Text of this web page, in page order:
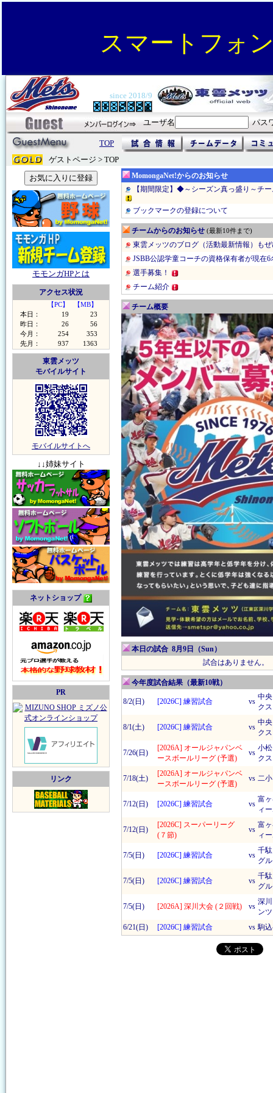
スマートフォ
since 2018/9
ユーザ名 パス
TOP
ゲストページ > TOP
モモンガHPとは
アクセス状況
【PC】
【MB】
本日：
19
23
昨日：
26
56
今月：
254
353
先月：
937 1363
東雲メッツ
モバイルサイト
モバイルサイトへ
↓↓姉妹サイト
ネットショップ
PR
リンク
MomongaNet!からのお知らせ
【期間限定】◆～シーズン真っ盛り～チ
ブックマークの登録について
チームからのお知らせ (最新10件まで)
東雲メッツのブログ（活動最新情報）も
JSBB公認学童コーチの資格保有者が現在6
選手募集！
チーム紹介
チーム概要
本日の試合 8月9日（Sun）
試合はありません。
今年度試合結果（最新10戦）
8/2(日) [2026C] 練習試合 vs
中
クス
8/1(土) [2026C] 練習試合 vs
中
クス
7/26(日)
[2026A] オールジャパンベ
ースボールリーグ (予選)
vs
小
クス
7/18(土)
[2026A] オールジャパンベ
ースボールリーグ (予選)
vs 二
7/12(日) [2026C] 練習試合 vs
富
ィ
7/12(日)
[2026C] スーパーリーグ
(７節)
vs
富
ィ
7/5(日) [2026C] 練習試合 vs
千
グ
7/5(日) [2026C] 練習試合 vs
千
グ
7/5(日) [2026A] 深川大会 (２回戦) vs
深
ンツ
6/21(日)
[2026C] 練習試合 vs 駒